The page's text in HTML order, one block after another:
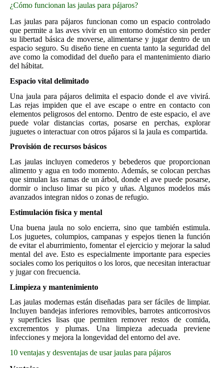
¿Cómo funcionan las jaulas para pájaros?
Las jaulas para pájaros funcionan como un espacio controlado
que permite a las aves vivir en un entorno doméstico sin perder
su libertad básica de moverse, alimentarse y jugar dentro de un
espacio seguro. Su diseño tiene en cuenta tanto la seguridad del
ave como la comodidad del dueño para el mantenimiento diario
del hábitat.
Espacio vital delimitado
Una jaula para pájaros delimita el espacio donde el ave vivirá.
Las rejas impiden que el ave escape o entre en contacto con
elementos peligrosos del entorno. Dentro de este espacio, el ave
puede volar distancias cortas, posarse en perchas, explorar
juguetes o interactuar con otros pájaros si la jaula es compartida.
Provisión de recursos básicos
Las jaulas incluyen comederos y bebederos que proporcionan
alimento y agua en todo momento. Además, se colocan perchas
que simulan las ramas de un árbol, donde el ave puede posarse,
dormir o incluso limar su pico y uñas. Algunos modelos más
avanzados integran nidos o zonas de refugio.
Estimulación física y mental
Una buena jaula no solo encierra, sino que también estimula.
Los juguetes, columpios, campanas y espejos tienen la función
de evitar el aburrimiento, fomentar el ejercicio y mejorar la salud
mental del ave. Esto es especialmente importante para especies
sociales como los periquitos o los loros, que necesitan interactuar
y jugar con frecuencia.
Limpieza y mantenimiento
Las jaulas modernas están diseñadas para ser fáciles de limpiar.
Incluyen bandejas inferiores removibles, barrotes anticorrosivos
y superficies lisas que permiten remover restos de comida,
excrementos y plumas. Una limpieza adecuada previene
infecciones y mejora la longevidad del entorno del ave.
10 ventajas y desventajas de usar jaulas para pájaros